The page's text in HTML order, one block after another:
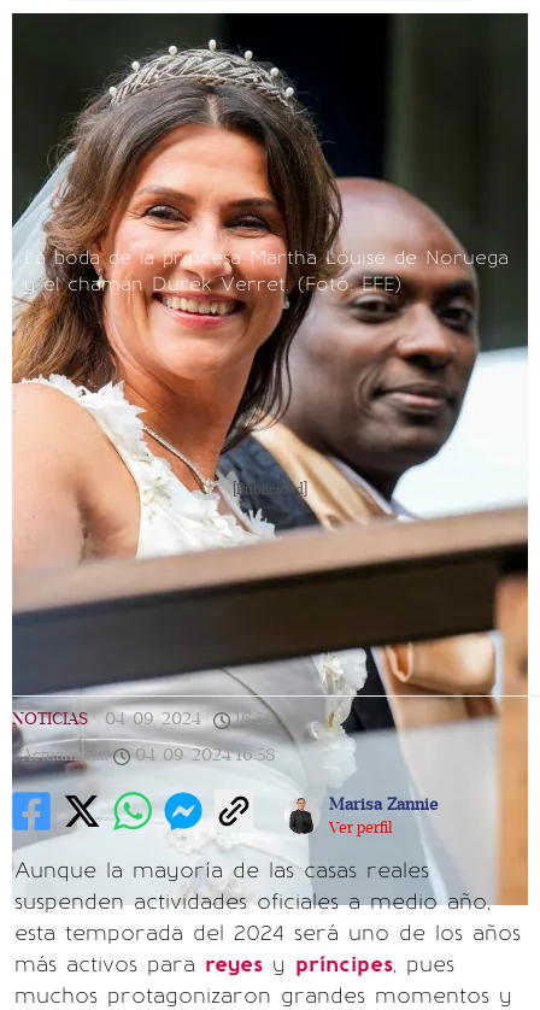
La boda de la princesa Martha Louise de Noruega
y el chamán Durek Verret. (Foto: EFE)
[Publicidad]
NOTICIAS | 04/09/2024 | 16:58 |
Actualizada
04/09/2024 16:58
Marisa Zannie
Ver perfil
Aunque la mayoría de las casas reales
suspenden actividades oficiales a medio año,
esta temporada del 2024 será uno de los años
más activos para reyes y príncipes, pues
muchos protagonizaron grandes momentos y